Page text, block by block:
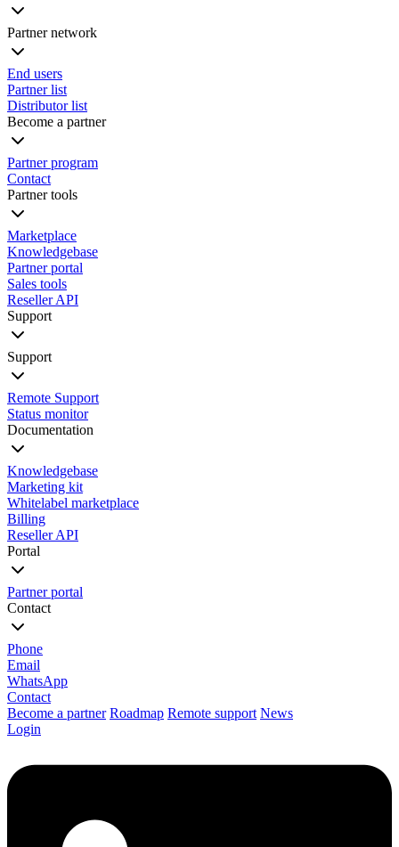
Partner network
End users
Partner list
Distributor list
Become a partner
Partner program
Contact
Partner tools
Marketplace
Knowledgebase
Partner portal
Sales tools
Reseller API
Support
Support
Remote Support
Status monitor
Documentation
Knowledgebase
Marketing kit
Whitelabel marketplace
Billing
Reseller API
Portal
Partner portal
Contact
Phone
Email
WhatsApp
Contact
Become a partner Roadmap Remote support News
Login